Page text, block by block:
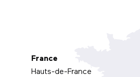
France
Hauts-de-France